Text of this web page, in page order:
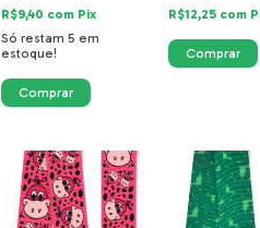
R$9,40 com Pix
Só restam 5 em
estoque!
R$12,25 com